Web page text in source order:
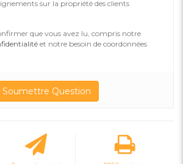
sur la propriété des clients
que vous avez lu, compris notre
et notre besoin de coordonnées